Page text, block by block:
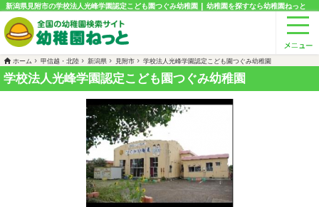
新潟県見附市の学校法人光峰学園認定こども園つぐみ幼稚園 | 幼稚園を探すなら幼稚園ねっと
ホーム 甲信越・北陸 新潟県 見附市 学校法人光峰学園認定こども園つぐみ幼稚園
学校法人光峰学園認定こども園つぐみ幼稚園